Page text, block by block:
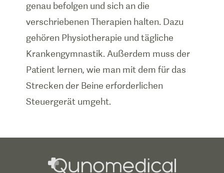
genau befolgen und sich an die
verschriebenen Therapien halten. Dazu
gehören Physiotherapie und tägliche
Krankengymnastik. Außerdem muss der
Patient lernen, wie man mit dem für das
Strecken der Beine erforderlichen
Steuergerät umgeht.